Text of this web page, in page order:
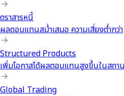
ตราสารหนี้
ผลตอบแทนสม่ำเสมอ ความเสี่ยงต่ำกว่า
Structured Products
เพิ่มโอกาสได้ผลตอบแทนสูงขึ้นในสถา
Global Trading